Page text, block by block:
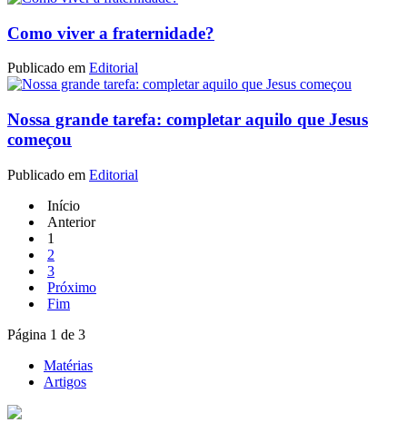
Como viver a fraternidade?
Publicado em Editorial
Nossa grande tarefa: completar aquilo que Jesus
começou
Publicado em Editorial
Início
Anterior
1
2
3
Próximo
Fim
Página 1 de 3
Matérias
Artigos